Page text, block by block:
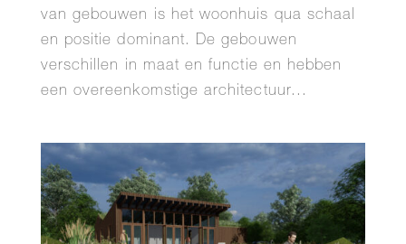
van gebouwen is het woonhuis qua schaal
en positie dominant. De gebouwen
verschillen in maat en functie en hebben
een overeenkomstige architectuur...